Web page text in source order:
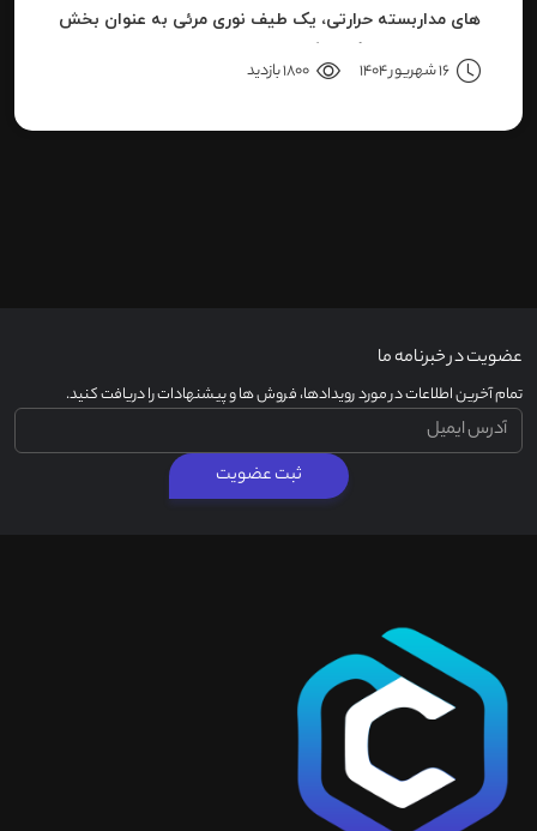
های مداربسته حرارتی، یک طیف نوری مرئی به عنوان بخش
سری دوربین هاست.
16 شهریور 1404 1800 بازدید
عضویت در خبرنامه ما
تمام آخرین اطلاعات در مورد رویدادها، فروش ها و پیشنهادات را دریافت کنید.
ثبت عضویت